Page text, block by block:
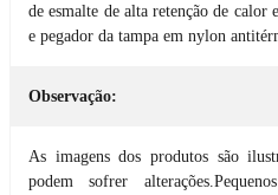
de esmalte de alta retenção de
e pegador da tampa em nylon
Observação:
As imagens dos produtos são
podem sofrer